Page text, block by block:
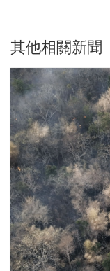
其他相關新聞